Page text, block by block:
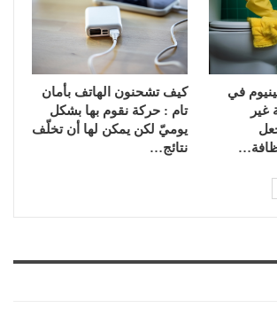
في
غير
كيف تشحنون الهاتف بأمان
تام : حركة نقوم بها بشكل
يوميّ لكن يمكن لها أن تخلّف
نتائج…